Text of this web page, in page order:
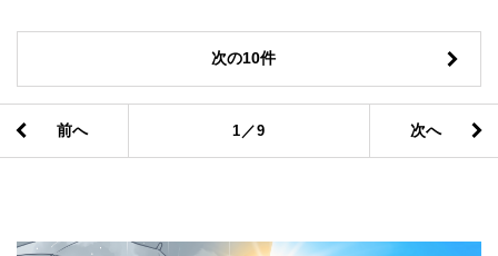
次の10件
前へ 1／9 次へ